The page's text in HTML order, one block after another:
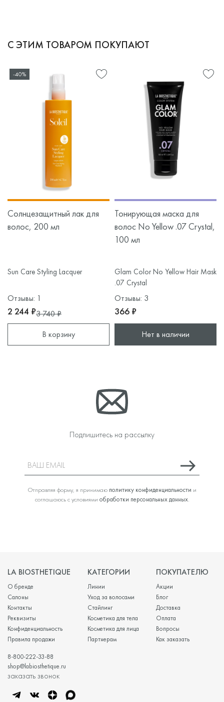
С ЭТИМ ТОВАРОМ ПОКУПАЮТ
-40%
Солнцезащитный лак для
волос, 200 мл
Sun Care Styling Lacquer
Отзывы: 1
2 244 ₽3 740 ₽
В корзину
Тонирующая маска для
волос No Yellow .07 Crystal,
100 мл
Glam Color No Yellow Hair Mask
.07 Crystal
Отзывы: 3
366 ₽
Нет в наличии
Подпишитесь на рассылку
Отправляя форму, я принимаю политику конфиденциальности и
соглашаюсь с условиями обработки персональных данных.
LA BIOSTHETIQUE
О бренде
Салоны
Контакты
Реквизиты
Конфиденциальность
Правила продажи
КАТЕГОРИИ
Линии
Уход за волосами
Стайлинг
Косметика для тела
Косметика для лица
Партнерам
ПОКУПАТЕЛЮ
Акции
Блог
Доставка
Оплата
Вопросы
Как заказать
8-800-222-33-88
shop@labiosthetique.ru
заказать звонок